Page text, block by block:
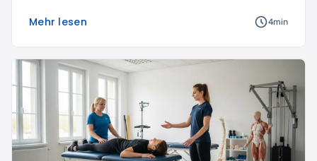
Mehr lesen 4min